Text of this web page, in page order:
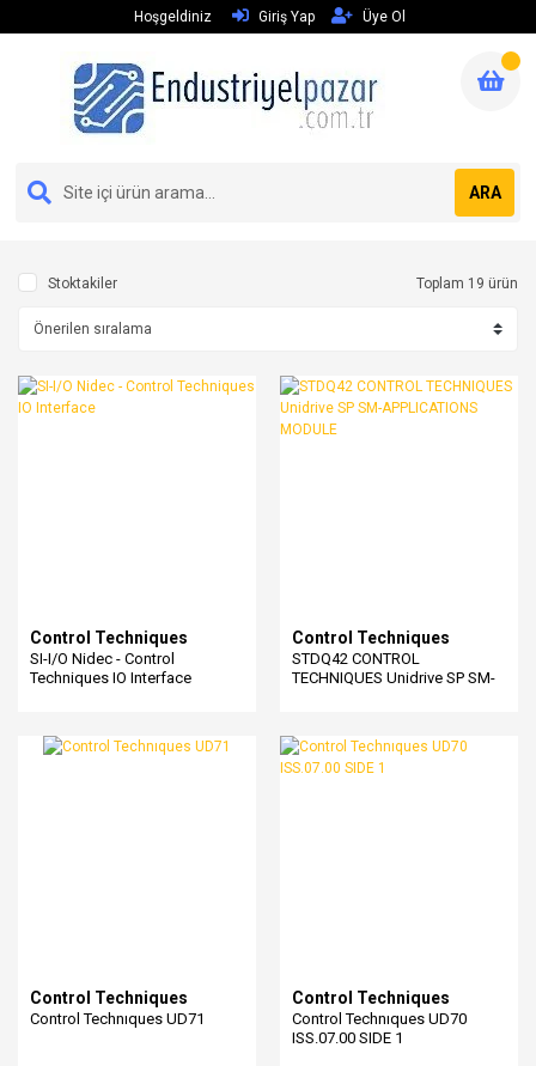
Hoşgeldiniz Giriş Yap Üye Ol
ARA
Stoktakiler Toplam 19 ürün
Control Techniques
SI-I/O Nidec - Control
Techniques IO Interface
Control Techniques
STDQ42 CONTROL
TECHNIQUES Unidrive SP SM-
Control Techniques
Control Technıques UD71
Control Techniques
Control Technıques UD70
ISS.07.00 SIDE 1